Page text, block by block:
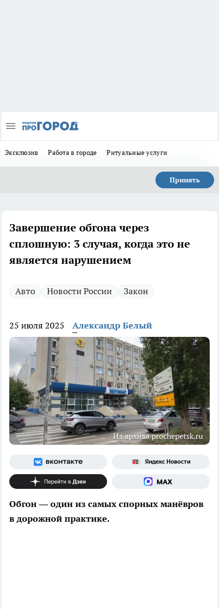
Эксклюзив Работа в городе Ритуальные услуги
Принять
Завершение обгона через
сплошную: 3 случая, когда это не
является нарушением
Авто Новости России Закон
25 июля 2025 Александр Белый
Из архива prochepetsk.ru
Обгон — один из самых спорных манёвров
в дорожной практике.